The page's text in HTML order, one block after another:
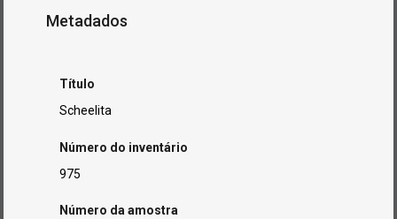
Metadados
Título
Scheelita
Número do inventário
975
Número da amostra